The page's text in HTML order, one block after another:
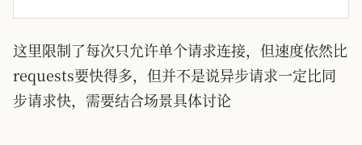
这里限制了每次只允许单个请求连接，但速度依然比
requests要快得多，但并不是说异步请求一定比同
步请求快，需要结合场景具体讨论